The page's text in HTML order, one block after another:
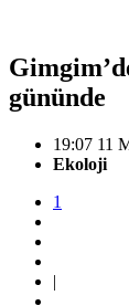
gününde
19:07 11
Ekoloji
1
|